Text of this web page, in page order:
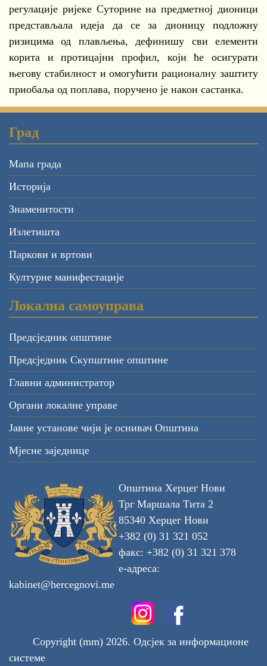
регулације ријеке Суторине на предметној дионици
представљала идеја да се за дионицу подложну
ризицима од плављења, дефинишу сви елементи
корита и протицајни профил, који ће осигурати
његову стабилност и омогућити рационалну заштиту
приобаља од поплава, поручено је након састанка.
Град
Мапа града
Историја
Знаменитости
Излетишта
Паркови и вртови
Културне манифестације
Локална самоуправа
Предсједник општине
Предсједник Скупштине општине
Главни администратор
Органи локалне управе
Јавне установе чији је оснивач Општина
Мјесне заједнице
Општина Херцег Нови
Трг Маршала Тита 2
85340 Херцег Нови
+382 (0) 31 321 052
факс: +382 (0) 31 321 378
е-адреса:
kabinet@hercegnovi.me
Copyright (mm) 2026. Одсјек за информационе
системе